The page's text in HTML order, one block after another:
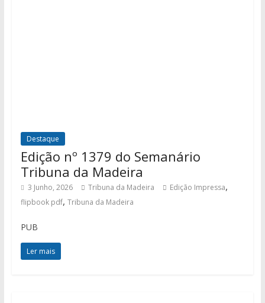
Destaque
Edição nº 1379 do Semanário
Tribuna da Madeira
3 Junho, 2026 Tribuna da Madeira Edição Impressa,
flipbook pdf, Tribuna da Madeira
PUB
Ler mais